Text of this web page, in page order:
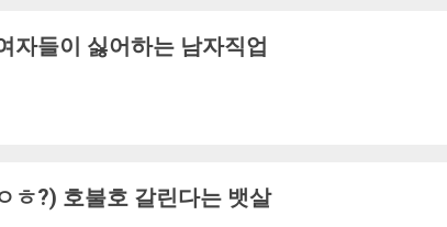
자들이 싫어하는 남자직업
ㅎ?) 호불호 갈린다는 뱃살